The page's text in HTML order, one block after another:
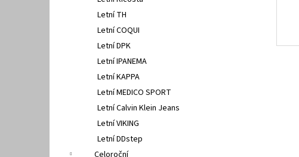
Letní TH
Letní COQUI
Letní DPK
Letní IPANEMA
Letní KAPPA
Letní MEDICO SPORT
Letní Calvin Klein Jeans
Letní VIKING
Letní DDstep
Celoroční
1 495 Kč